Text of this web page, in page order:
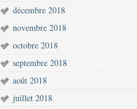
décembre 2018
novembre 2018
octobre 2018
septembre 2018
août 2018
juillet 2018